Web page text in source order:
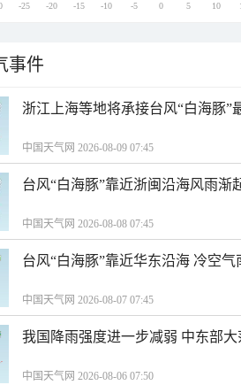
-25 -20 -15 -10 -5 0 5 10
事件
浙江上海等地将承接台风“白海豚”
中国天气网 2026-08-09 07:45
台风“白海豚”靠近浙闽沿海风雨渐
中国天气网 2026-08-08 07:45
台风“白海豚”靠近华东沿海 冷空
中国天气网 2026-08-07 07:45
我国降雨强度进一步减弱 中东部
中国天气网 2026-08-06 07:50